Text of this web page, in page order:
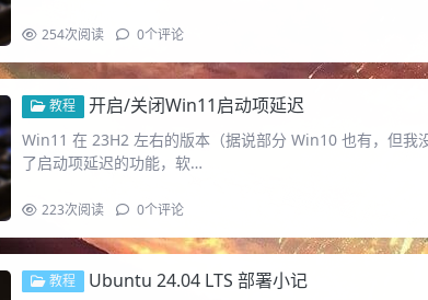
254次阅读 0个评论
教程 开启/关闭Win11启动项延迟
Win11 在 23H2 左右的版本（据说部分 Win10 也有，但我
了启动项延迟的功能，软…
223次阅读 0个评论
教程 Ubuntu 24.04 LTS 部署小记